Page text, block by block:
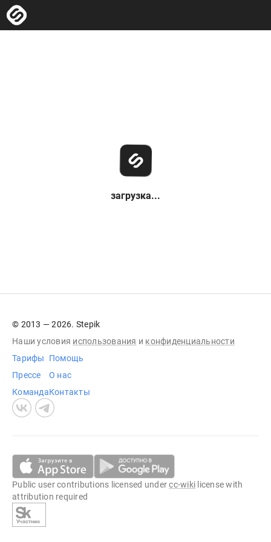
загрузка...
© 2013 — 2026. Stepik
Наши условия использования и конфиденциальности
Тарифы
Прессе
Команда
Помощь
О нас
Контакты
Public user contributions licensed undercc-wiki license with
attribution required